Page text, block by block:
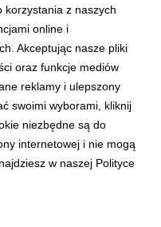
korzystania z naszych
online i
Akceptując nasze pliki
oraz funkcje mediów
reklamy i ulepszony
swoimi wyborami, kliknij
niezbędne są do
internetowej i nie mogą
w naszej Polityce